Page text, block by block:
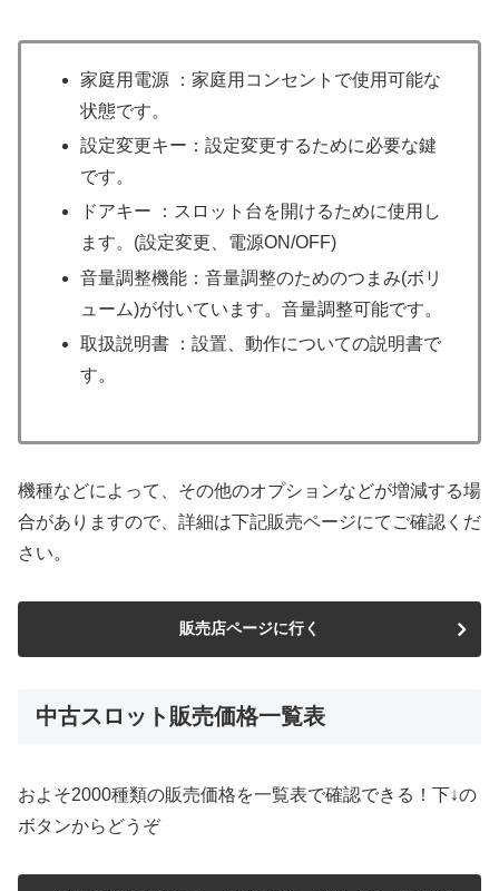
家庭用電源 ：家庭用コンセントで使用可能な
状態です。
設定変更キー：設定変更するために必要な鍵
です。
ドアキー ：スロット台を開けるために使用し
ます。(設定変更、電源ON/OFF)
音量調整機能：音量調整のためのつまみ(ボリ
ューム)が付いています。音量調整可能です。
取扱説明書 ：設置、動作についての説明書で
す。
機種などによって、その他のオプションなどが増減する場
合がありますので、詳細は下記販売ページにてご確認くだ
さい。
販売店ページに行く
中古スロット販売価格一覧表
およそ2000種類の販売価格を一覧表で確認できる！下↓の
ボタンからどうぞ